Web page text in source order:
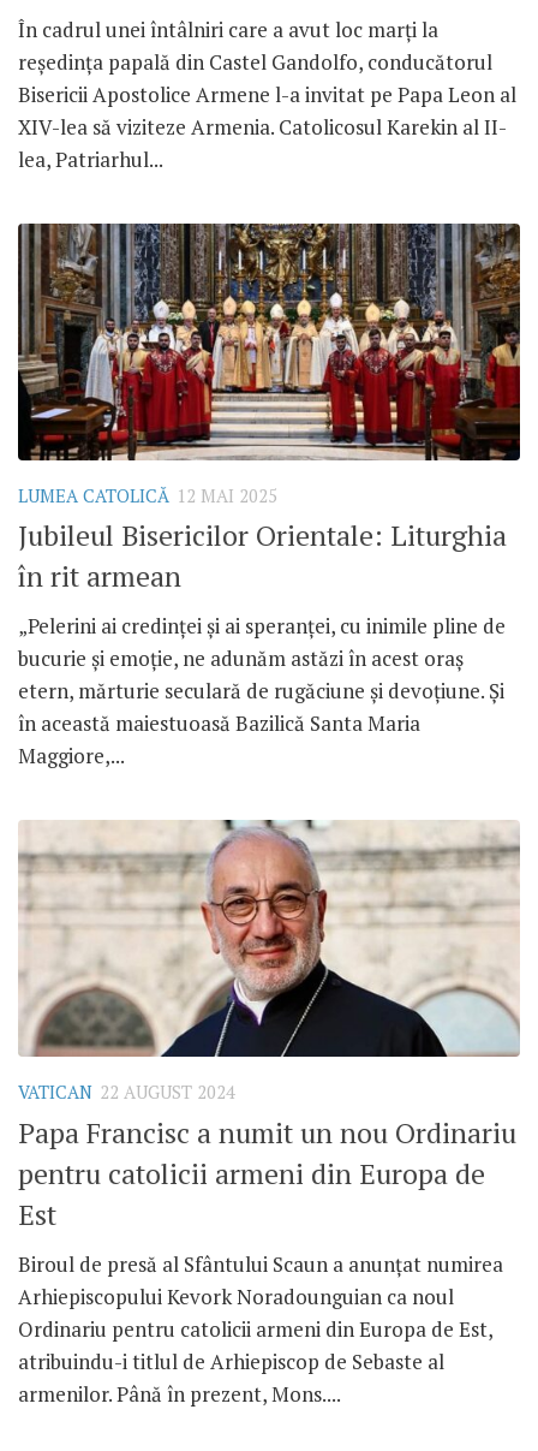
În cadrul unei întâlniri care a avut loc marți la
reședința papală din Castel Gandolfo, conducătorul
Bisericii Apostolice Armene l-a invitat pe Papa Leon al
XIV-lea să viziteze Armenia. Catolicosul Karekin al II-
lea, Patriarhul...
LUMEA CATOLICĂ 12 MAI 2025
Jubileul Bisericilor Orientale: Liturghia
în rit armean
„Pelerini ai credinței și ai speranței, cu inimile pline de
bucurie și emoție, ne adunăm astăzi în acest oraș
etern, mărturie seculară de rugăciune și devoțiune. Și
în această maiestuoasă Bazilică Santa Maria
Maggiore,...
VATICAN 22 AUGUST 2024
Papa Francisc a numit un nou Ordinariu
pentru catolicii armeni din Europa de
Est
Biroul de presă al Sfântului Scaun a anunțat numirea
Arhiepiscopului Kevork Noradounguian ca noul
Ordinariu pentru catolicii armeni din Europa de Est,
atribuindu-i titlul de Arhiepiscop de Sebaste al
armenilor. Până în prezent, Mons....